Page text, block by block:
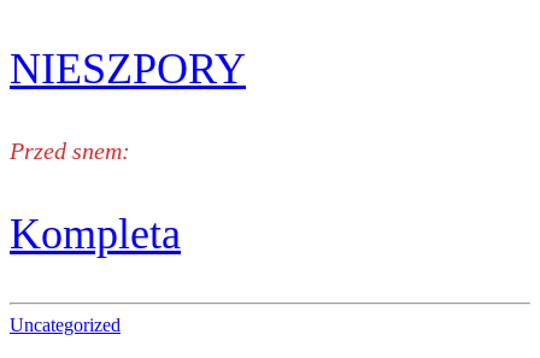
NIESZPORY
Przed snem:
Kompleta
Uncategorized